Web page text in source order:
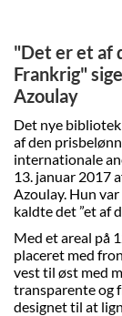
"Det er et af
Frankrig"
Azoulay
Det nye
af den
internationale
13. januar 2017
Azoulay. Hun
kaldte det ”et af
Med et areal på
placeret med
vest til øst med
transparente og
designet til at